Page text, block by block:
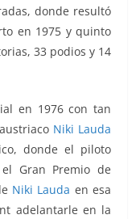
donde resultó
en 1975 y quinto
33 podios y 14
en 1976 con tan
Niki Lauda
donde el piloto
Gran Premio de
Niki Lauda en esa
adelantarle en la